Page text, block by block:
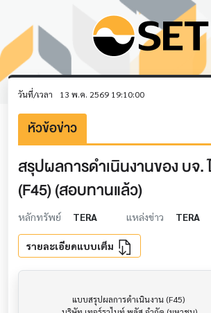
วันที่/เวลา 13 พ.ค. 2569 19:10:00
หัวข้อข่าว
สรุปผลการดำเนินงานของ บจ.
(F45) (สอบทานแล้ว)
หลักทรัพย์ TERA แหล่งข่าว TERA
รายละเอียดแบบเต็ม